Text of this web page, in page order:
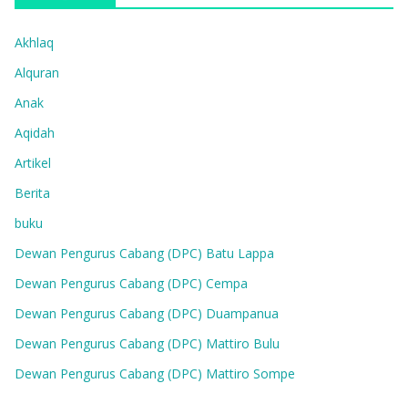
Akhlaq
Alquran
Anak
Aqidah
Artikel
Berita
buku
Dewan Pengurus Cabang (DPC) Batu Lappa
Dewan Pengurus Cabang (DPC) Cempa
Dewan Pengurus Cabang (DPC) Duampanua
Dewan Pengurus Cabang (DPC) Mattiro Bulu
Dewan Pengurus Cabang (DPC) Mattiro Sompe